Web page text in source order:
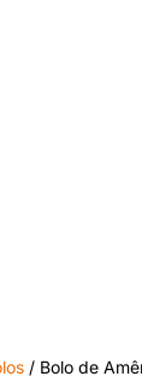
/ Bolo de